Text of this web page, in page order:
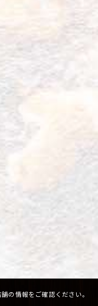
の情報をご確認ください。